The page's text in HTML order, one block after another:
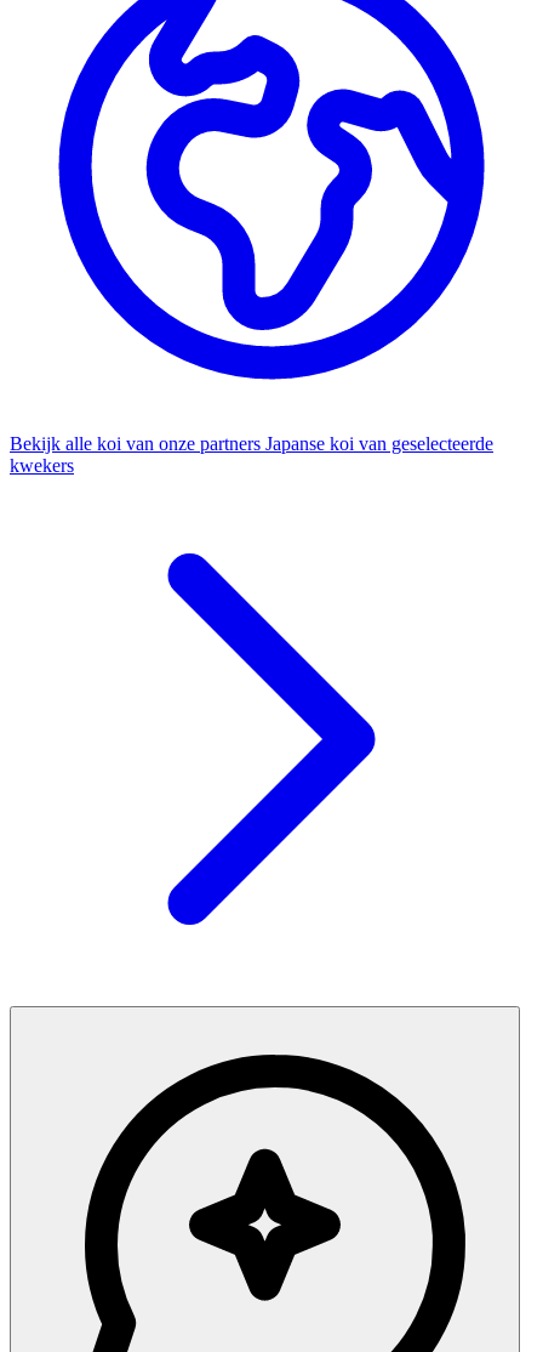
Bekijk alle koi van onze partners Japanse koi van geselecteerde
kwekers